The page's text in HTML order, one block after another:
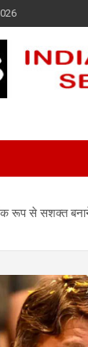
रूप से सशक्त